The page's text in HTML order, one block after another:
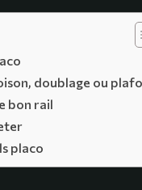
doublage ou
bon rail
placo